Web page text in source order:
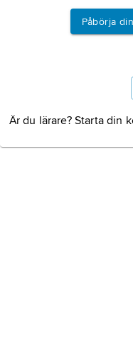
Påbörja
Är du lärare? Starta din